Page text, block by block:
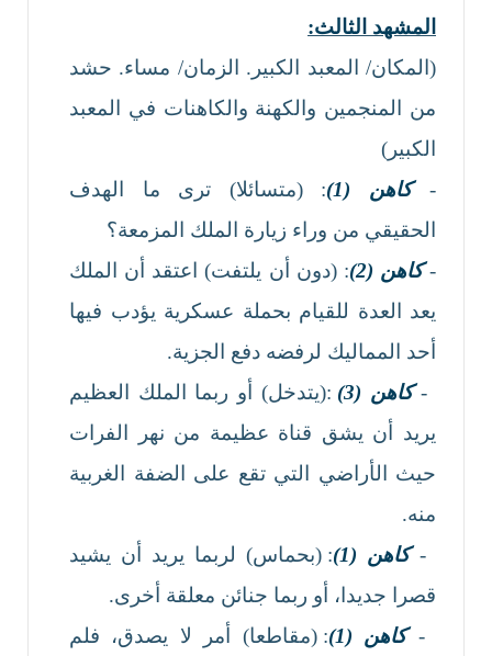
المشهد الثالث:
(المكان/ المعبد الكبير. الزمان/ مساء. حشد
من المنجمين والكهنة والكاهنات في المعبد
الكبير)
-كاهن (1)
: (متسائلا) ترى ما الهدف
الحقيقي من وراء زيارة الملك المزمعة؟
-كاهن (2)
: (دون أن يلتفت) اعتقد أن الملك
يعد العدة للقيام بحملة عسكرية يؤدب فيها
أحد المماليك لرفضه دفع الجزية.
-كاهن (3)
:(يتدخل) أو ربما الملك العظيم
يريد أن يشق قناة عظيمة من نهر الفرات
حيث الأراضي التي تقع على الضفة الغربية
منه.
-كاهن (1)
: (بحماس) لربما يريد أن يشيد
قصرا جديدا، أو ربما جنائن معلقة أخرى.
-كاهن (1)
: (مقاطعا) أمر لا يصدق، فلم